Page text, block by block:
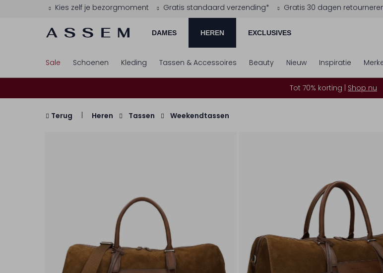
Kies zelf je bezorgmoment Gratis standaard verzending* Gratis 30 dagen
DAMES HEREN EXCLUSIVES
Sale Schoenen Kleding Tassen & Accessoires Beauty Nieuw Inspiratie
Tot 70% korting | Shop nu
Terug Heren Tassen Weekendtassen